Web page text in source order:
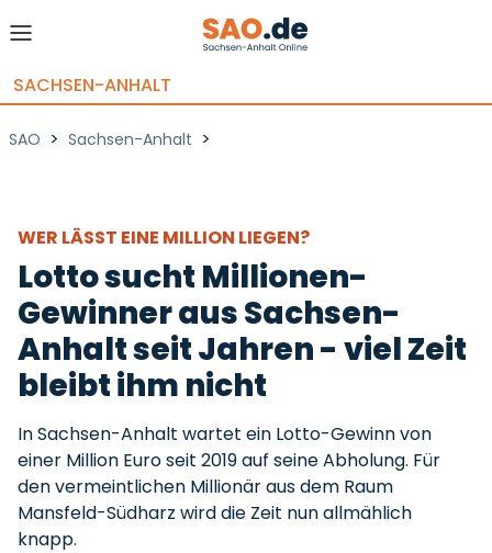
SACHSEN-ANHALT
SAO > Sachsen-Anhalt >
WER LÄSST EINE MILLION LIEGEN?
Lotto sucht Millionen-
Gewinner aus Sachsen-
Anhalt seit Jahren - viel Zeit
bleibt ihm nicht
In Sachsen-Anhalt wartet ein Lotto-Gewinn von
einer Million Euro seit 2019 auf seine Abholung. Für
den vermeintlichen Millionär aus dem Raum
Mansfeld-Südharz wird die Zeit nun allmählich
knapp.